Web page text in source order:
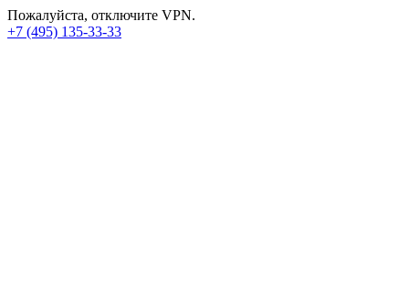
Пожалуйста, отключите VPN.
+7 (495) 135-33-33